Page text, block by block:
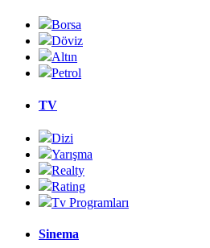
Borsa
Döviz
Altın
Petrol
TV
Dizi
Yarışma
Realty
Rating
Tv Programları
Sinema